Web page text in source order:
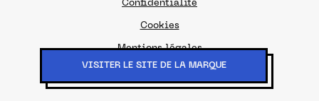
VISITER LE SITE DE LA MARQUE
© 2026 - Le site du Made in France
Confidentialité
Cookies
Mentions légales